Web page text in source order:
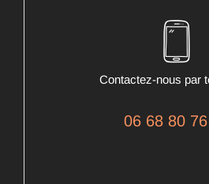
Contactez-nous par
06 68 80